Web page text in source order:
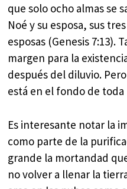
que solo ocho almas se
Noé y su esposa, sus
esposas (Genesis 7:13).
margen para la
después del diluvio.
está en el fondo de toda
Es interesante notar la
como parte de la
grande la mortandad
no volver a llenar la